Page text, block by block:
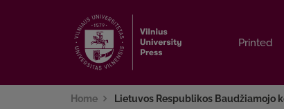
Printed
Printed
Home Lietuvos Respublikos Baudžiamojo